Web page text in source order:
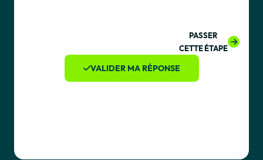
VALIDER MA RÉPONSE
PASSER
CETTE ÉTAPE